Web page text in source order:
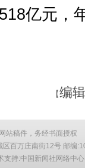
亿元，
【编
站稿件，务经书面授权
区百万庄南街12号 邮编
持:中国新闻社网络中心